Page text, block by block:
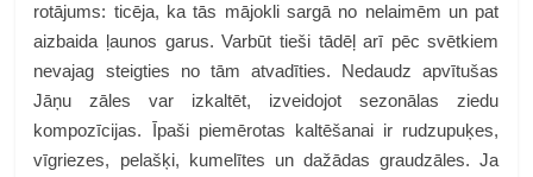
rotājums: ticēja, ka tās mājokli sargā no nelaimēm un pat
aizbaida ļaunos garus. Varbūt tieši tādēļ arī pēc svētkiem
nevajag steigties no tām atvadīties. Nedaudz apvītušas
Jāņu zāles var izkaltēt, izveidojot sezonālas ziedu
kompozīcijas. Īpaši piemērotas kaltēšanai ir rudzupuķes,
vīgriezes, pelašķi, kumelītes un dažādas graudzāles. Ja